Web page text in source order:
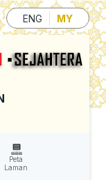
content
ENG MY
Peta
Laman